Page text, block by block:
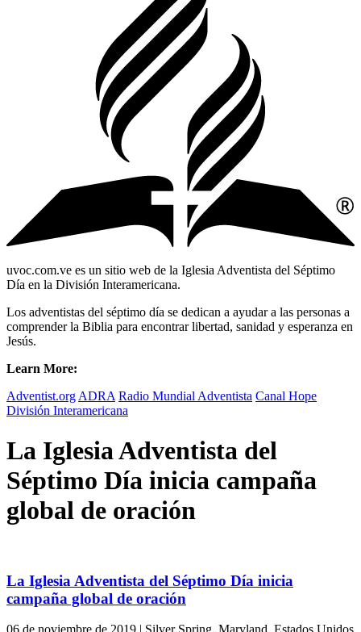
uvoc.com.ve es un sitio web de la Iglesia Adventista del Séptimo
Día en la División Interamericana.
Los adventistas del séptimo día se dedican a ayudar a las personas a
comprender la Biblia para encontrar libertad, sanidad y esperanza en
Jesús.
Learn More:
Adventist.org ADRA Radio Mundial Adventista Canal Hope
División Interamericana
La Iglesia Adventista del
Séptimo Día inicia campaña
global de oración
La Iglesia Adventista del Séptimo Día inicia
campaña global de oración